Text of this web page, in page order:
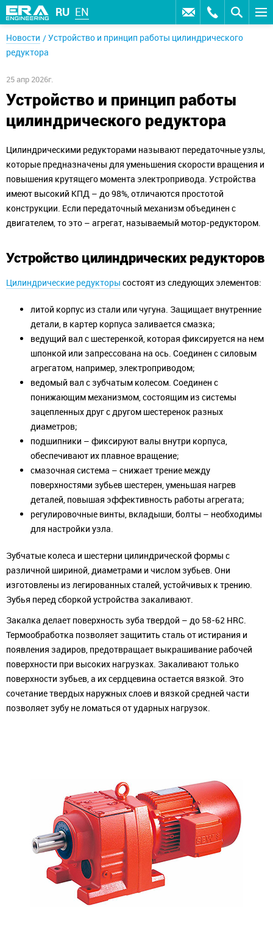
RU EN
Новости
Устройство и принцип работы цилиндрического
редуктора
25 апр 2026г.
Устройство и принцип работы
цилиндрического редуктора
Цилиндрическими редукторами называют передаточные узлы,
которые предназначены для уменьшения скорости вращения и
повышения крутящего момента электропривода. Устройства
имеют высокий КПД – до 98%, отличаются простотой
конструкции. Если передаточный механизм объединен с
двигателем, то это – агрегат, называемый мотор-редуктором.
Устройство цилиндрических редукторов
Цилиндрические редукторы состоят из следующих элементов:
литой корпус из стали или чугуна. Защищает внутренние
детали, в картер корпуса заливается смазка;
ведущий вал с шестеренкой, которая фиксируется на нем
шпонкой или запрессована на ось. Соединен с силовым
агрегатом, например, электроприводом;
ведомый вал с зубчатым колесом. Соединен с
понижающим механизмом, состоящим из системы
зацепленных друг с другом шестеренок разных
диаметров;
подшипники – фиксируют валы внутри корпуса,
обеспечивают их плавное вращение;
смазочная система – снижает трение между
поверхностями зубьев шестерен, уменьшая нагрев
деталей, повышая эффективность работы агрегата;
регулировочные винты, вкладыши, болты – необходимы
для настройки узла.
Зубчатые колеса и шестерни цилиндрической формы с
различной шириной, диаметрами и числом зубьев. Они
изготовлены из легированных сталей, устойчивых к трению.
Зубья перед сборкой устройства закаливают.
Закалка делает поверхность зуба твердой – до 58-62 HRC.
Термообработка позволяет защитить сталь от истирания и
появления задиров, предотвращает выкрашивание рабочей
поверхности при высоких нагрузках. Закаливают только
поверхности зубьев, а их сердцевина остается вязкой. Это
сочетание твердых наружных слоев и вязкой средней части
позволяет зубу не ломаться от ударных нагрузок.